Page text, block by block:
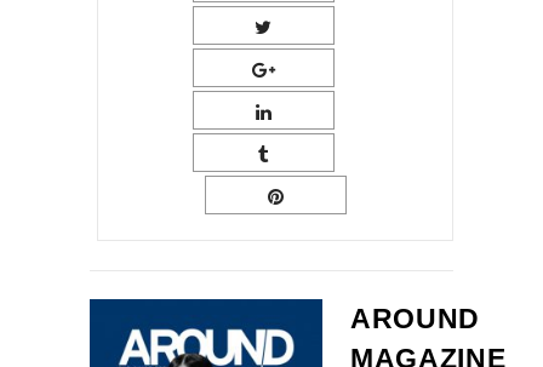
AROUND
MAGAZINE